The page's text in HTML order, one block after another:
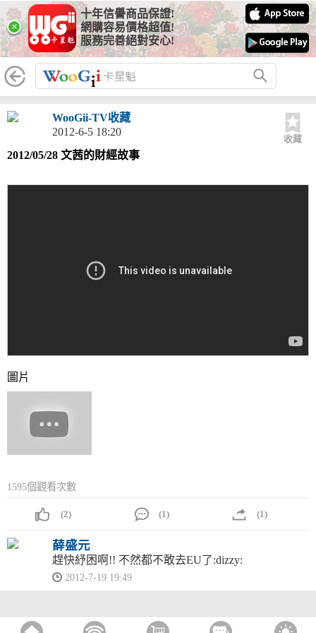
×
十年信譽商品保證!
網購容易價格超值!
服務完善絕對安心!
WooGii-TV收藏
2012-6-5 18:20
收藏
2012/05/28 文茜的財經故事
圖片
1595個觀看次數
(2) (1) (1)
薛盛元
趕快紓困啊!! 不然都不敢去EU了:dizzy:
2012-7-19 19:49